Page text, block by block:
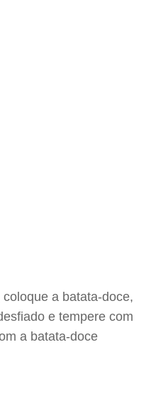
a batata-doce,
e tempere com
a batata-doce